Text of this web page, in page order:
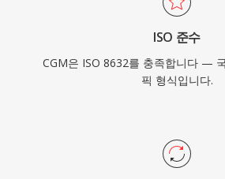
ISO 준수
CGM은 ISO 8632를 충족합니다 —
픽 형식입니다.